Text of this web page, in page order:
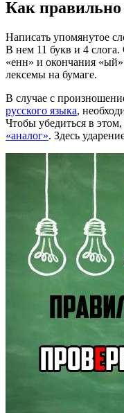
Как правильно
Написать упомянутое
В нем 11 букв и 4 слога.
«енн» и окончания
лексемы на бумаге.
В случае с
русского языка,
Чтобы убедиться в
«аналог». Здесь